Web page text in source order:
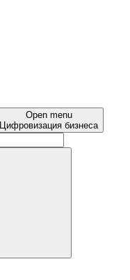
Open menu
Цифровизация бизнеса